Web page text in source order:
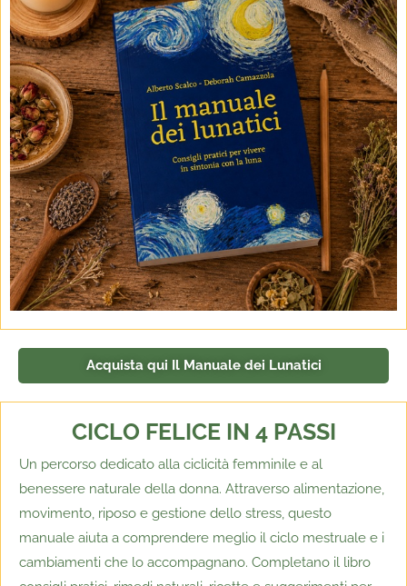
Acquista qui Il Manuale dei Lunatici
CICLO FELICE IN 4 PASSI
Un percorso dedicato alla ciclicità femminile e al
benessere naturale della donna. Attraverso alimentazione,
movimento, riposo e gestione dello stress, questo
manuale aiuta a comprendere meglio il ciclo mestruale e i
cambiamenti che lo accompagnano. Completano il libro